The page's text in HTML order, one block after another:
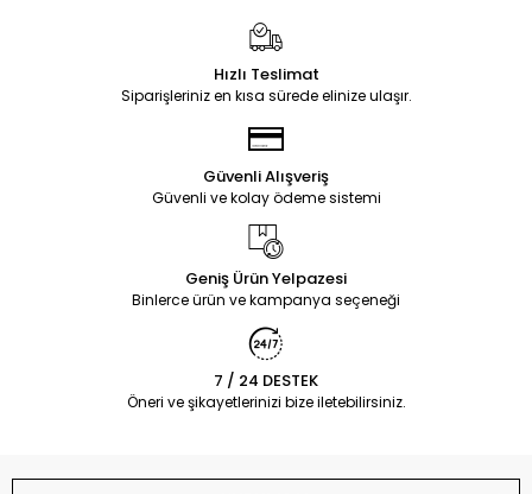
Hızlı Teslimat
Siparişleriniz en kısa sürede elinize ulaşır.
Güvenli Alışveriş
Güvenli ve kolay ödeme sistemi
Geniş Ürün Yelpazesi
Binlerce ürün ve kampanya seçeneği
7 / 24 DESTEK
Öneri ve şikayetlerinizi bize iletebilirsiniz.